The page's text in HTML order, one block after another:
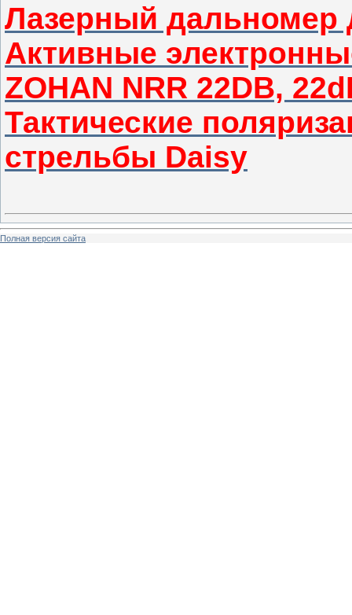
Лазерный дальномер
Активные
ZOHAN NRR 22DB,
Тактические
стрельбы Daisy
Полная версия сайта